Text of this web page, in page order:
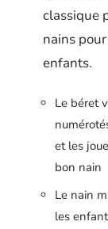
classique
nains
enfants.
Le béret
et les
bon nain
Le nain
les